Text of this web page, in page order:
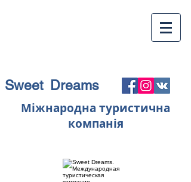
Sweet Dreams
Міжнародна туристична
компанія